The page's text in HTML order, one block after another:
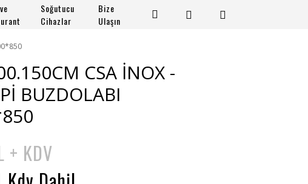
Soğutucu
Cihazlar
Bize
Ulaşın
CSA İNOX -
BUZDOLABI
+ KDV